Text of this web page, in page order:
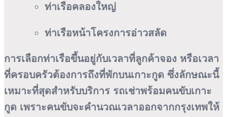
ท่าเรือคลองใหญ่
ท่าเรือหน้าโครงการอ่าวสลัด
การเลือกท่าเรือขึ้นอยู่กับเวลาที่ลูกค้าจอง หรือเวลา
ที่ครอบครัวต้องการถึงที่พักบนเกาะกูด ซึ่งลักษณะนี้
เหมาะที่สุดสำหรับบริการ รถเช่าพร้อมคนขับเกาะ
กูด เพราะคนขับจะคำนวณเวลาออกจากกรุงเทพให้